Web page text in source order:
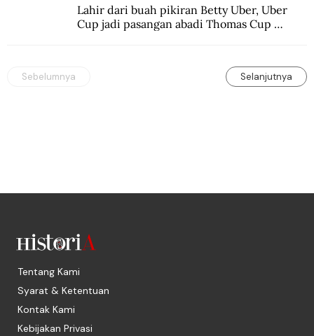
Lahir dari buah pikiran Betty Uber, Uber
Cup jadi pasangan abadi Thomas Cup
Sebelumnya Selanjutnya
Tentang Kami
Syarat & Ketentuan
Kontak Kami
Kebijakan Privasi